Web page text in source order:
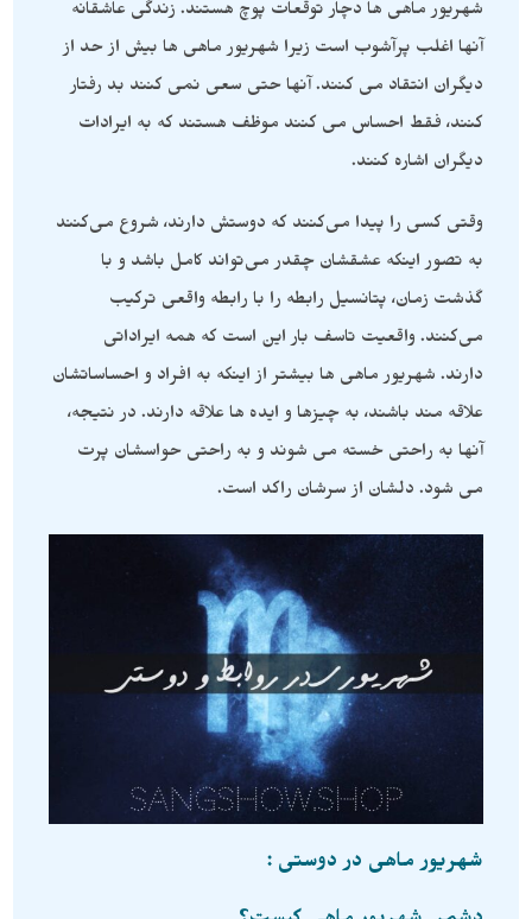
شهریور ماهی ها دچار توقعات پوچ هستند. زندگی عاشقانه
آنها اغلب پرآشوب است زیرا شهریور ماهی ها بیش از حد از
دیگران انتقاد می کنند. آنها حتی سعی نمی کنند بد رفتار
کنند، فقط احساس می کنند موظف هستند که به ایرادات
دیگران اشاره کنند.
وقتی کسی را پیدا می‌کنند که دوستش دارند، شروع می‌کنند
به تصور اینکه عشقشان چقدر می‌تواند کامل باشد و با
گذشت زمان، پتانسیل رابطه را با رابطه واقعی ترکیب
می‌کنند. واقعیت تاسف بار این است که همه ایراداتی
دارند. شهریور ماهی ها بیشتر از اینکه به افراد و احساساتشان
علاقه مند باشند، به چیزها و ایده ها علاقه دارند. در نتیجه،
آنها به راحتی خسته می شوند و به راحتی حواسشان پرت
می شود. دلشان از سرشان راکد است.
شهریور ماهی در دوستی :